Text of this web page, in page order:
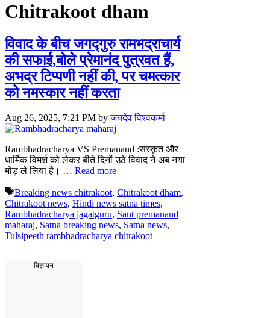
Chitrakoot dham
विवाद के बीच जगद्गुरु रामभद्राचार्य
की सफाई,बोले प्रेमानंद पुत्रवत हैं,
अभद्र टिप्पणी नहीं की, पर चमत्कार
को नमस्कार नहीं करता
Aug 26, 2025, 7:21 PM byजयदेव विश्वकर्मा
Rambhadracharya VS Premanand :संस्कृत और
धार्मिक विमर्श को लेकर बीते दिनों उठे विवाद ने अब नया
मोड़ ले लिया है। … Read more
Tags
Breaking news chitrakoot, Chitrakoot dham,
Chitrakoot news, Hindi news satna times,
Rambhadracharya jagatguru, Sant premanand
maharaj, Satna breaking news, Satna news,
Tulsipeeth rambhadracharya chitrakoot
विज्ञापन